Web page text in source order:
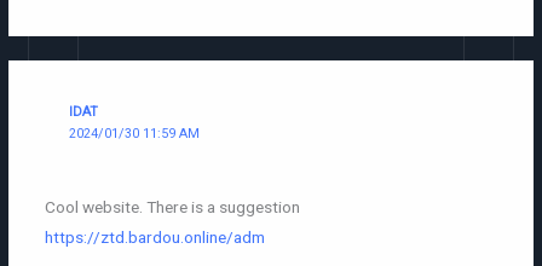
IDAT
2024/01/30 11:59 AM
Cool website. There is a suggestion
https://ztd.bardou.online/adm